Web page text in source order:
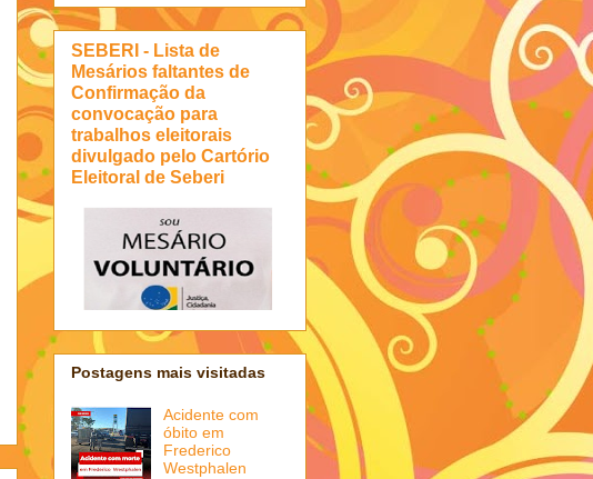
SEBERI - Lista de
Mesários faltantes de
Confirmação da
convocação para
trabalhos eleitorais
divulgado pelo Cartório
Eleitoral de Seberi
Postagens mais visitadas
Acidente com
óbito em
Frederico
Westphalen